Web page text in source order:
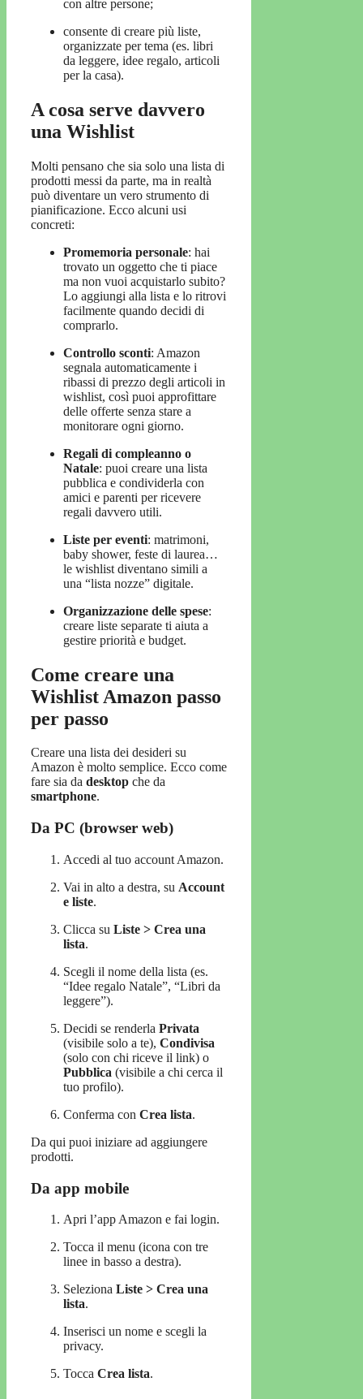
con altre persone;
consente di creare più liste,
organizzate per tema (es. libri
da leggere, idee regalo, articoli
per la casa).
A cosa serve davvero
una Wishlist
Molti pensano che sia solo una lista di
prodotti messi da parte, ma in realtà
può diventare un vero strumento di
pianificazione. Ecco alcuni usi
concreti:
Promemoria personale: hai
trovato un oggetto che ti piace
ma non vuoi acquistarlo subito?
Lo aggiungi alla lista e lo ritrovi
facilmente quando decidi di
comprarlo.
Controllo sconti: Amazon
segnala automaticamente i
ribassi di prezzo degli articoli in
wishlist, così puoi approfittare
delle offerte senza stare a
monitorare ogni giorno.
Regali di compleanno o
Natale: puoi creare una lista
pubblica e condividerla con
amici e parenti per ricevere
regali davvero utili.
Liste per eventi: matrimoni,
baby shower, feste di laurea…
le wishlist diventano simili a
una “lista nozze” digitale.
Organizzazione delle spese:
creare liste separate ti aiuta a
gestire priorità e budget.
Come creare una
Wishlist Amazon passo
per passo
Creare una lista dei desideri su
Amazon è molto semplice. Ecco come
fare sia da desktop che da
smartphone.
Da PC (browser web)
Accedi al tuo account Amazon.
Vai in alto a destra, su Account
e liste.
Clicca su Liste > Crea una
lista.
Scegli il nome della lista (es.
“Idee regalo Natale”, “Libri da
leggere”).
Decidi se renderla Privata
(visibile solo a te), Condivisa
(solo con chi riceve il link) o
Pubblica (visibile a chi cerca il
tuo profilo).
Conferma con Crea lista.
Da qui puoi iniziare ad aggiungere
prodotti.
Da app mobile
Apri l’app Amazon e fai login.
Tocca il menu (icona con tre
linee in basso a destra).
Seleziona Liste > Crea una
lista.
Inserisci un nome e scegli la
privacy.
Tocca Crea lista.